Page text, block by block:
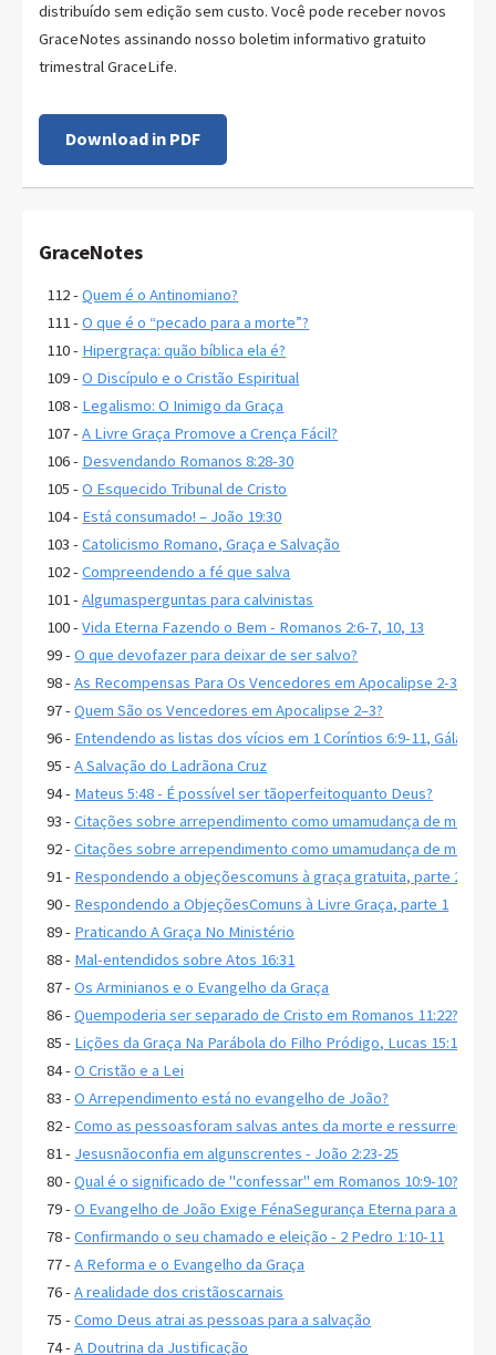
distribuído sem edição sem custo. Você pode receber novos
GraceNotes assinando nosso boletim informativo gratuito
trimestral GraceLife.
Download in PDF
GraceNotes
112 -Quem é o Antinomiano?
111 -O que é o “pecado para a morte”?
110 - Hipergraça: quão bíblica ela é?
109 -O Discípulo e o Cristão Espiritual
108 - Legalismo: O Inimigo da Graça
107 -A Livre Graça Promove a Crença Fácil?
106 - Desvendando Romanos 8:28-30
105 -O Esquecido Tribunal de Cristo
104 - Está consumado! – João 19:30
103 -Catolicismo Romano, Graça e Salvação
102 -Compreendendo a fé que salva
101 -Algumasperguntas para calvinistas
100 -Vida Eterna Fazendo o Bem - Romanos 2:6-7, 10, 13
99 -O que devofazer para deixar de ser salvo?
98 -As Recompensas Para Os Vencedores em Apocalipse 2-3
97 -Quem São os Vencedores em Apocalipse 2–3?
96 - Entendendo as listas dos vícios em 1 Coríntios 6:9-11, Gálatas
95 -A Salvação do Ladrãona Cruz
94 - Mateus 5:48 - É possível ser tãoperfeitoquanto Deus?
93 -Citações sobre arrependimento como umamudança de mente,
92 -Citações sobre arrependimento como umamudança de mente,
91 - Respondendo a objeçõescomuns à graça gratuita, parte 2
90 - Respondendo a ObjeçõesComuns à Livre Graça, parte 1
89 - Praticando A Graça No Ministério
88 - Mal-entendidos sobre Atos 16:31
87 -Os Arminianos e o Evangelho da Graça
86 -Quempoderia ser separado de Cristo em Romanos 11:22?
85 - Lições da Graça Na Parábola do Filho Pródigo, Lucas 15:11-32
84 -O Cristão e a Lei
83 -O Arrependimento está no evangelho de João?
82 -Como as pessoasforam salvas antes da morte e ressurreição
81 - Jesusnãoconfia em algunscrentes - João 2:23-25
80 -Qual é o significado de "confessar" em Romanos 10:9-10?
79 -O Evangelho de João Exige FénaSegurança Eterna para a
78 -Confirmando o seu chamado e eleição - 2 Pedro 1:10-11
77 -A Reforma e o Evangelho da Graça
76 -A realidade dos cristãoscarnais
75 -Como Deus atrai as pessoas para a salvação
74 -A Doutrina da Justificação